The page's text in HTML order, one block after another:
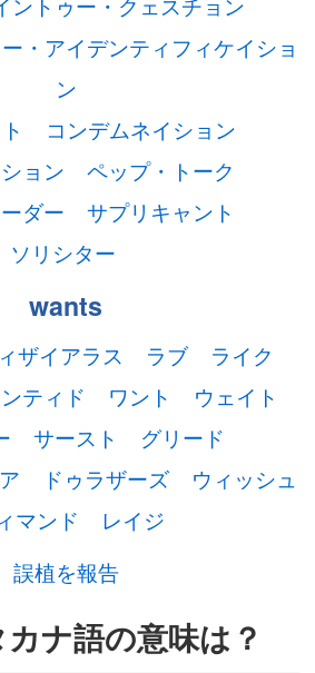
・アイデンティフィケイショ
ン
コンデムネイション
ョン
ペップ・トーク
ダー
サプリキャント
ソリシター
wants
ザイアラス ラブ
ライク
ティド ワント
ウェイト
サースト
グリード
ドゥラザーズ
ウィッシュ
マンド
レイジ
誤植を報告
ナ語の意味は？